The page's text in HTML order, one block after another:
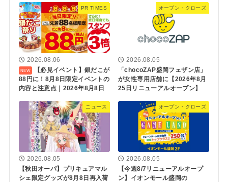
PR TIMES
2026.08.06
【必見イベント】銀だこが
88円に！8月8日限定イベントの
内容と注意点｜2026年8月8日
オープン・クローズ
2026.08.05
「chocoZAP盛岡フェザン店」
が女性専用店舗に【2026年8月
25日リニューアルオープン】
ニュース
2026.08.05
【秋田オーパ】プリキュアマル
シェ限定グッズが8月8日再入荷
オープン・クローズ
2026.08.05
【今週8/7リニューアルオープ
ン】イオンモール盛岡の